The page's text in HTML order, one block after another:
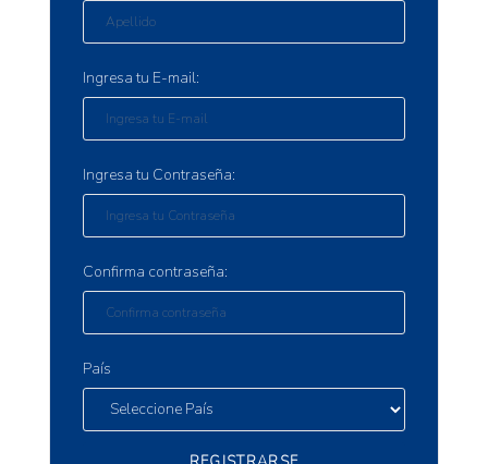
Ingresa tu E-mail:
Ingresa tu Contraseña:
Confirma contraseña:
País